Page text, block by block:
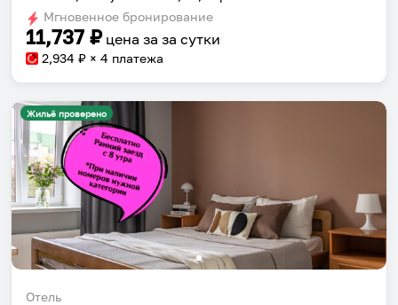
Мгновенное бронирование
11,737 ₽ цена за за сутки
2,934 ₽ × 4 платежа
Жильё проверено
Отель